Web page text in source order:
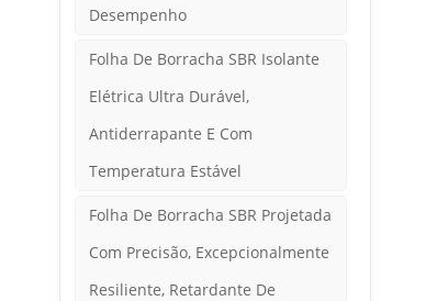
Desempenho
Folha De Borracha SBR Isolante
Elétrica Ultra Durável,
Antiderrapante E Com
Temperatura Estável
Folha De Borracha SBR Projetada
Com Precisão, Excepcionalmente
Resiliente, Retardante De